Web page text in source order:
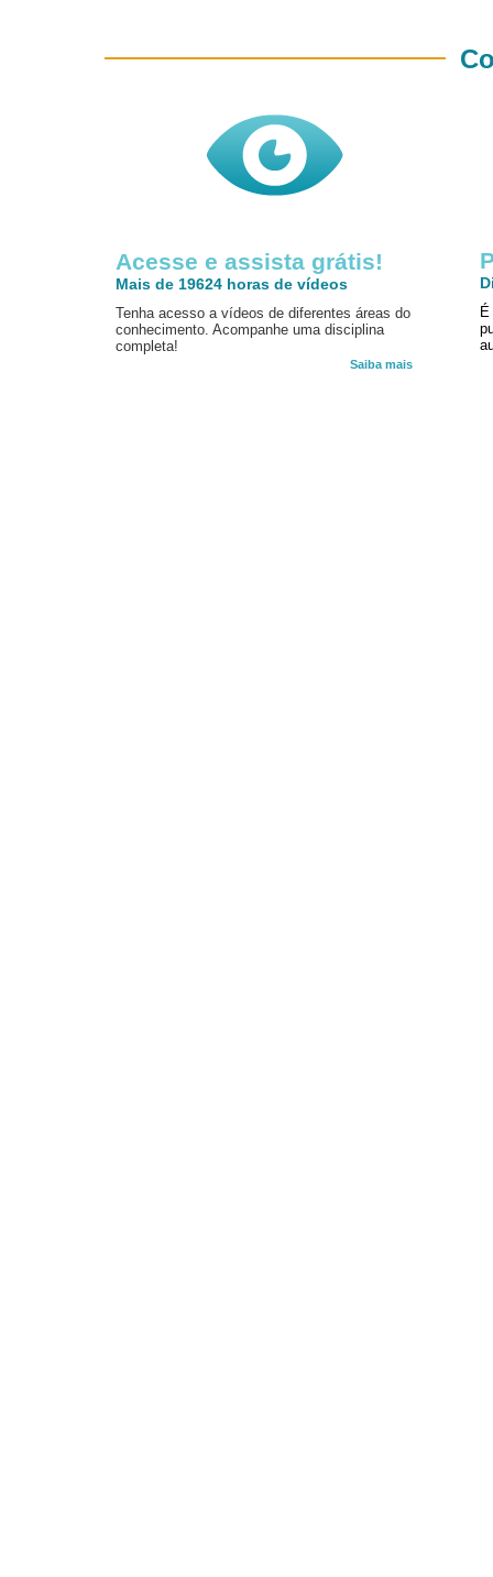
Acesse e assista grátis!
Mais de 19624 horas de vídeos
Tenha acesso a vídeos de diferentes áreas do
conhecimento. Acompanhe uma disciplina
completa!
Saiba mais